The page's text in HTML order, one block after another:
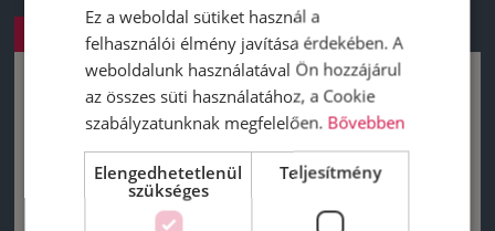
Útvonal tervezése
Ez a weboldal sütiket használ a
felhasználói élmény javítása érdekében. A
weboldalunk használatával Ön hozzájárul
az összes süti használatához, a Cookie
szabályzatunknak megfelelően. Bővebben
Elengedhetetlenül
szükséges
Teljesítmény